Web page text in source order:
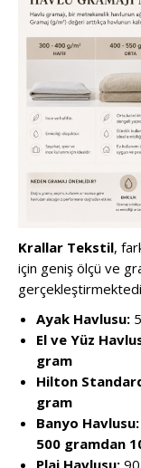
Krallar Tekstil,
için geniş ölçü ve
Ayak Havlusu:
El ve Yüz
gram
Hilton
gram
Banyo Havlusu:
500 gramdan